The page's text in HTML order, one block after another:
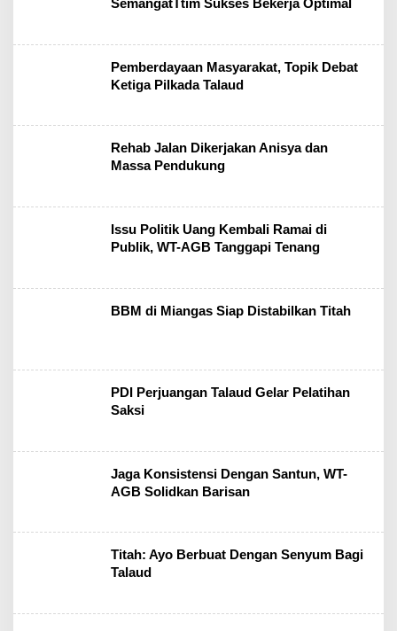
Pemberdayaan Masyarakat, Topik Debat
Ketiga Pilkada Talaud
Rehab Jalan Dikerjakan Anisya dan
Massa Pendukung
Issu Politik Uang Kembali Ramai di
Publik, WT-AGB Tanggapi Tenang
BBM di Miangas Siap Distabilkan Titah
PDI Perjuangan Talaud Gelar Pelatihan
Saksi
Jaga Konsistensi Dengan Santun, WT-
AGB Solidkan Barisan
Titah: Ayo Berbuat Dengan Senyum Bagi
Talaud